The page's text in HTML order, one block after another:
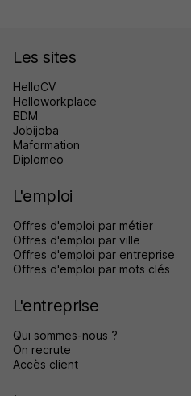
Les sites
HelloCV
Helloworkplace
BDM
Jobijoba
Maformation
Diplomeo
L'emploi
Offres d'emploi par métier
Offres d'emploi par ville
Offres d'emploi par entreprise
Offres d'emploi par mots clés
L'entreprise
Qui sommes-nous ?
On recrute
Accès client